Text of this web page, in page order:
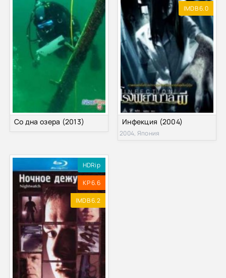
Со дна озера (2013)
IMDB 6.0
Инфекция (2004)
2004, Япония
HDRip
KP 6.6
IMDB 6.2